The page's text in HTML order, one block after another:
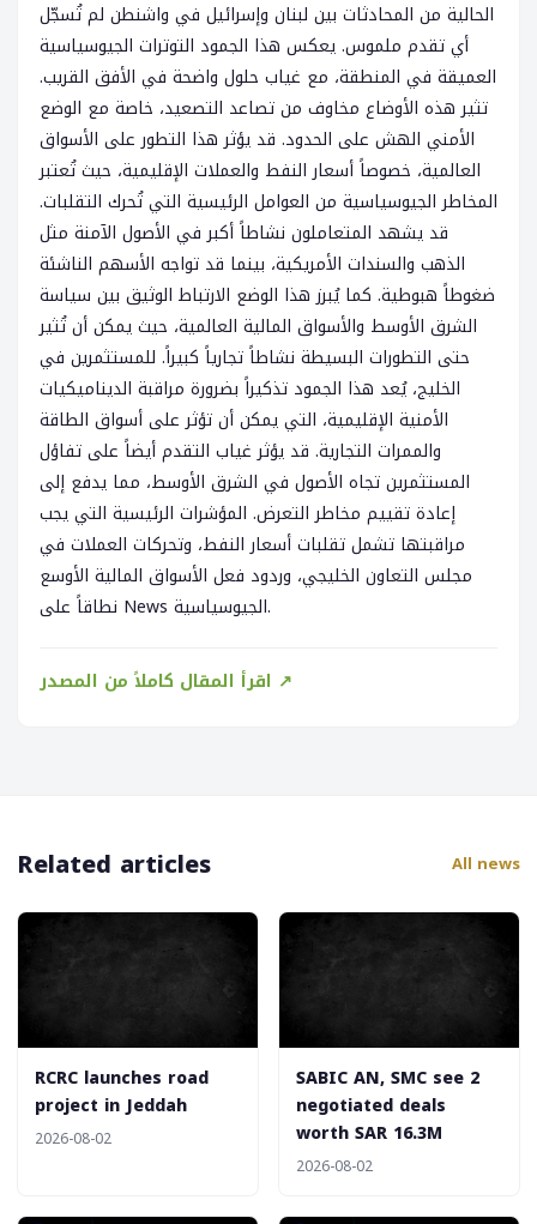
الحالية من المحادثات بين لبنان وإسرائيل في واشنطن لم تُسجّل
أي تقدم ملموس. يعكس هذا الجمود التوترات الجيوسياسية
العميقة في المنطقة، مع غياب حلول واضحة في الأفق القريب.
تثير هذه الأوضاع مخاوف من تصاعد التصعيد، خاصة مع الوضع
الأمني الهش على الحدود. قد يؤثر هذا التطور على الأسواق
العالمية، خصوصاً أسعار النفط والعملات الإقليمية، حيث تُعتبر
المخاطر الجيوسياسية من العوامل الرئيسية التي تُحرك التقلبات.
قد يشهد المتعاملون نشاطاً أكبر في الأصول الآمنة مثل
الذهب والسندات الأمريكية، بينما قد تواجه الأسهم الناشئة
ضغوطاً هبوطية. كما يُبرز هذا الوضع الارتباط الوثيق بين سياسة
الشرق الأوسط والأسواق المالية العالمية، حيث يمكن أن تُثير
حتى التطورات البسيطة نشاطاً تجارياً كبيراً. للمستثمرين في
الخليج، يُعد هذا الجمود تذكيراً بضرورة مراقبة الديناميكيات
الأمنية الإقليمية، التي يمكن أن تؤثر على أسواق الطاقة
والممرات التجارية. قد يؤثر غياب التقدم أيضاً على تفاؤل
المستثمرين تجاه الأصول في الشرق الأوسط، مما يدفع إلى
إعادة تقييم مخاطر التعرض. المؤشرات الرئيسية التي يجب
مراقبتها تشمل تقلبات أسعار النفط، وتحركات العملات في
مجلس التعاون الخليجي، وردود فعل الأسواق المالية الأوسع
نطاقاً على News الجيوسياسية.
اقرأ المقال كاملاً من المصدر ↗
Related articles All news
‎RCRC launches road
project in Jeddah
2026-08-02
‎SABIC AN, SMC see 2
negotiated deals
worth SAR 16.3M
2026-08-02